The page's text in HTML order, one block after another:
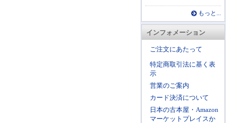
もっと...
インフォメーション
ご注文にあたって
特定商取引法に基く表
示
営業のご案内
カード決済について
日本の古本屋・Amazon
マーケットプレイスか